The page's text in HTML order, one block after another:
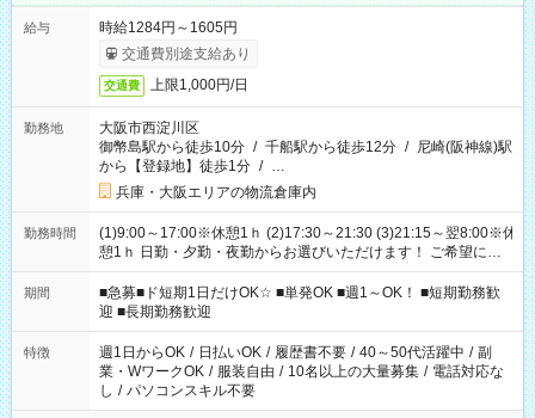
給与
時給1284円～1605円
交通費別途支給あり
交通費 上限1,000円/日
勤務地
大阪市西淀川区
御幣島駅から徒歩10分 / 千船駅から徒歩12分 / 尼崎(阪神線)駅
から【登録地】徒歩1分 / …
兵庫・大阪エリアの物流倉庫内
勤務時間
(1)9:00～17:00※休憩1ｈ (2)17:30～21:30 (3)21:15～翌8:00※休
憩1ｈ 日勤・夕勤・夜勤からお選びいただけます！ ご希望に合
わせて働けるお仕事です(*^^*) 【その他選べる勤務時間】 8-17
時/9-17時/9-18時/10-18時/11-21時/18-22時/20-翌4時/21-翌5
時/22-翌6時/0-翌8時 ご自身のご都合で選んで頂ける完全自由シ
フト！
期間
■急募■ド短期1日だけOK☆ ■単発OK ■週1～OK！ ■短期勤務歓
迎 ■長期勤務歓迎
特徴 週1日からOK / 日払いOK / 履歴書不要 / 40～50代活躍中 / 副
業・WワークOK / 服装自由 / 10名以上の大量募集 / 電話対応な
し / パソコンスキル不要